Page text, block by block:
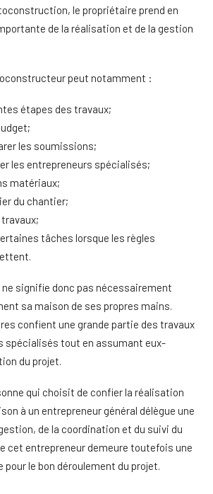
le propriétaire prend en
de la réalisation et de la gestion
peut notamment :
étapes des travaux;
les soumissions;
les entrepreneurs spécialisés;
matériaux;
du chantier;
tâches lorsque les règles
signifie donc pas nécessairement
sa maison de ses propres mains.
confient une grande partie des travaux
spécialisés tout en assumant eux-
du projet.
qui choisit de confier la réalisation
à un entrepreneur général délègue une
de la coordination et du suivi du
cet entrepreneur demeure toutefois une
le bon déroulement du projet.